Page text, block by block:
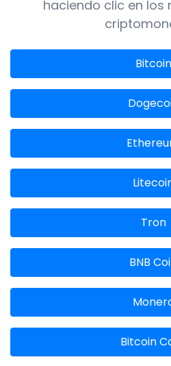
haciendo clic en los
Bitcoin
Tron
BNB
Bitcoin